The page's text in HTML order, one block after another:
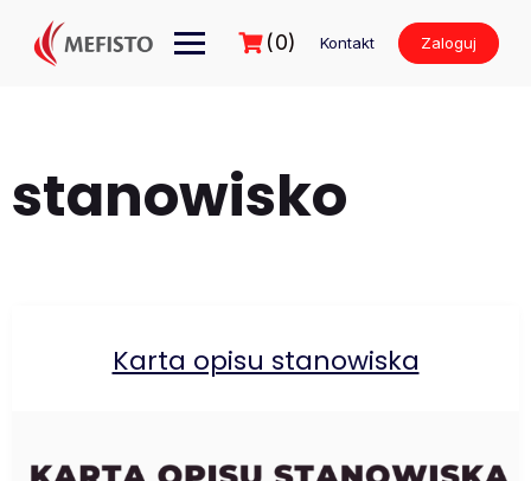
treści
(0) Kontakt Zaloguj
stanowisko
Karta opisu stanowiska